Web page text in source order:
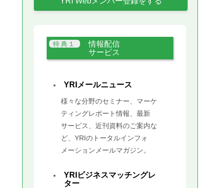
情報配信
サービス
YRIメールニュース
様々な分野のセミナー、マーケ
ティングレポート情報、最新
サービス、近刊資料のご案内な
ど、YRIのトータルインフォ
メーションメールマガジン。
YRIビジネスマッチングレ
ター